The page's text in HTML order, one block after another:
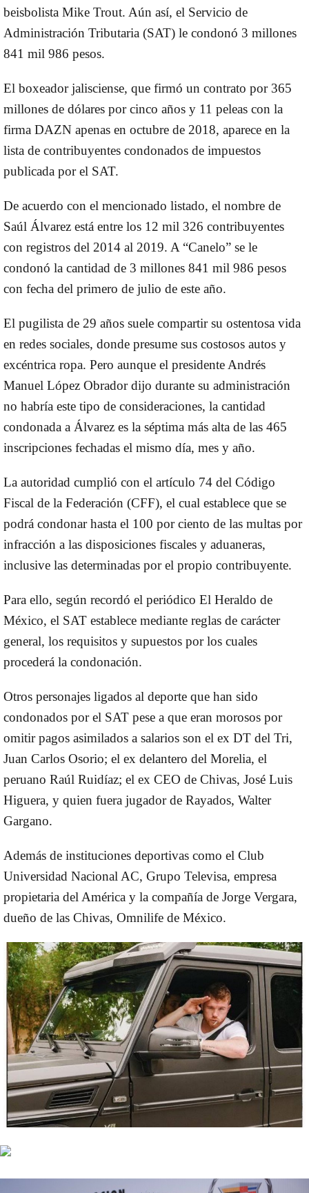
beisbolista Mike Trout. Aún así, el Servicio de
Administración Tributaria (SAT) le condonó 3 millones
841 mil 986 pesos.
El boxeador jalisciense, que firmó un contrato por 365
millones de dólares por cinco años y 11 peleas con la
firma DAZN apenas en octubre de 2018, aparece en la
lista de contribuyentes condonados de impuestos
publicada por el SAT.
De acuerdo con el mencionado listado, el nombre de
Saúl Álvarez está entre los 12 mil 326 contribuyentes
con registros del 2014 al 2019. A “Canelo” se le
condonó la cantidad de 3 millones 841 mil 986 pesos
con fecha del primero de julio de este año.
El pugilista de 29 años suele compartir su ostentosa vida
en redes sociales, donde presume sus costosos autos y
excéntrica ropa. Pero aunque el presidente Andrés
Manuel López Obrador dijo durante su administración
no habría este tipo de consideraciones, la cantidad
condonada a Álvarez es la séptima más alta de las 465
inscripciones fechadas el mismo día, mes y año.
La autoridad cumplió con el artículo 74 del Código
Fiscal de la Federación (CFF), el cual establece que se
podrá condonar hasta el 100 por ciento de las multas por
infracción a las disposiciones fiscales y aduaneras,
inclusive las determinadas por el propio contribuyente.
Para ello, según recordó el periódico El Heraldo de
México, el SAT establece mediante reglas de carácter
general, los requisitos y supuestos por los cuales
procederá la condonación.
Otros personajes ligados al deporte que han sido
condonados por el SAT pese a que eran morosos por
omitir pagos asimilados a salarios son el ex DT del Tri,
Juan Carlos Osorio; el ex delantero del Morelia, el
peruano Raúl Ruidíaz; el ex CEO de Chivas, José Luis
Higuera, y quien fuera jugador de Rayados, Walter
Gargano.
Además de instituciones deportivas como el Club
Universidad Nacional AC, Grupo Televisa, empresa
propietaria del América y la compañía de Jorge Vergara,
dueño de las Chivas, Omnilife de México.